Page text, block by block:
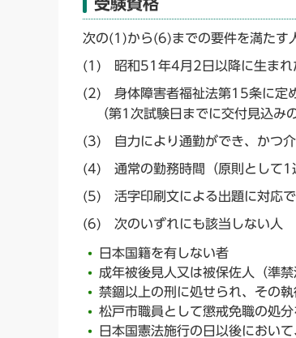
次の(1)から(6)までの要件を満たす
(1) 昭和51年4月2日以降に生まれ
(2) 身体障害者福祉法第15条に定
（第1次試験日までに交付見込み
(3) 自力により通勤ができ、かつ介
(4) 通常の勤務時間（原則として1
(5) 活字印刷文による出題に対応で
(6) 次のいずれにも該当しない人
日本国籍を有しない者
成年被後見人又は被保佐人（準禁
禁錮以上の刑に処せられ、その
松戸市職員として懲戒免職の処
日本国憲法施行の日以後におい